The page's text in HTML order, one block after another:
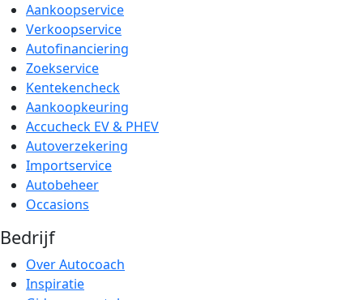
Aankoopservice
Verkoopservice
Autofinanciering
Zoekservice
Kentekencheck
Aankoopkeuring
Accucheck EV & PHEV
Autoverzekering
Importservice
Autobeheer
Occasions
Bedrijf
Over Autocoach
Inspiratie